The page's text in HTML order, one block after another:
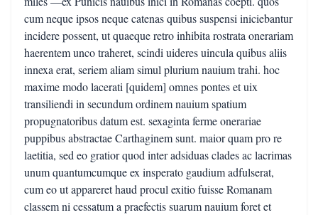
cum neque ipsos neque catenas quibus suspensi iniciebantur
incidere possent, ut quaeque retro inhibita rostrata onerariam
haerentem unco traheret, scindi uideres uincula quibus aliis
innexa erat, seriem aliam simul plurium nauium trahi. hoc
maxime modo lacerati [quidem] omnes pontes et uix
transiliendi in secundum ordinem nauium spatium
propugnatoribus datum est. sexaginta ferme onerariae
puppibus abstractae Carthaginem sunt. maior quam pro re
laetitia, sed eo gratior quod inter adsiduas clades ac lacrimas
unum quantumcumque ex insperato gaudium adfulserat,
cum eo ut appareret haud procul exitio fuisse Romanam
classem ni cessatum a praefectis suarum nauium foret et